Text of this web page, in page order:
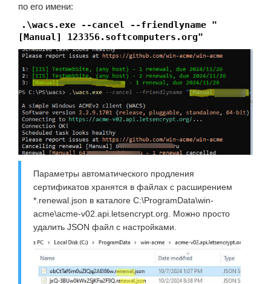
по его имени:
.\wacs.exe --cancel --friendlyname "
[Manual] 123356.softcomputers.org"
Параметры автоматического продления
сертификатов хранятся в файлах с расширением
*.renewal.json в каталоге C:\ProgramData\win-
acme\acme-v02.api.letsencrypt.org. Можно просто
удалить JSON файл с настройками.